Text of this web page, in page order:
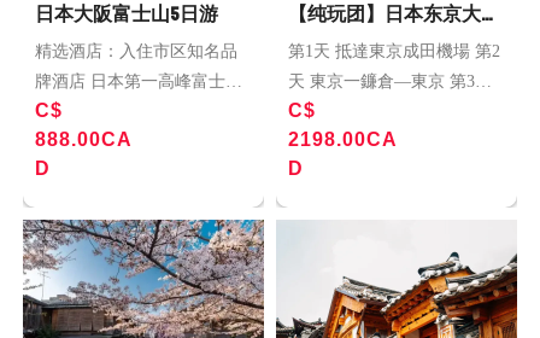
日本大阪富士山5日游
精选酒店：入住市区知名品
牌酒店 日本第一高峰富士山
五合目美景 忍野八海，伏见
稻荷大社，花见小路 打卡人
气景点奈良鹿公园 畅游大阪
C$
888.00CA
D
【纯玩团】日本东京大阪
北海道 10天
第1天 抵達東京成田機場 第2
天 東京一鐮倉—東京 第3天
東京一橫濱—東京
C$
2198.00CA
D